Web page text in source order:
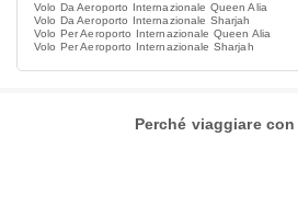
Volo Da Aeroporto Internazionale Queen Alia
Volo Da Aeroporto Internazionale Sharjah
Volo Per Aeroporto Internazionale Queen Alia
Volo Per Aeroporto Internazionale Sharjah
Perché viaggiare con